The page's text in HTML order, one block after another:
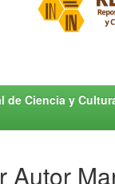
de Ciencia y
Autor